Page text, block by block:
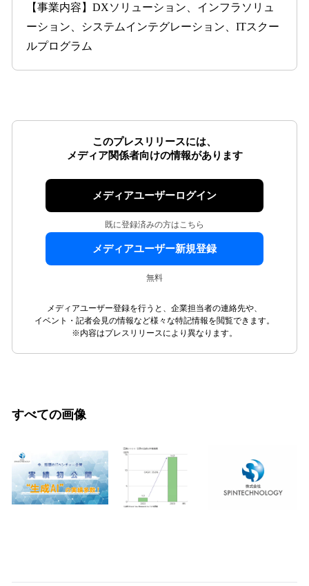
【事業内容】DXソリューション、インフラソリュ
ーション、システムインテグレーション、ITスクー
ルプログラム
このプレスリリースには、
メディア関係者向けの情報があります
メディアユーザーログイン
既に登録済みの方はこちら
メディアユーザー新規登録
無料
メディアユーザー登録を行うと、企業担当者の連絡先や、
イベント・記者会見の情報など様々な特記情報を閲覧できます。
※内容はプレスリリースにより異なります。
すべての画像